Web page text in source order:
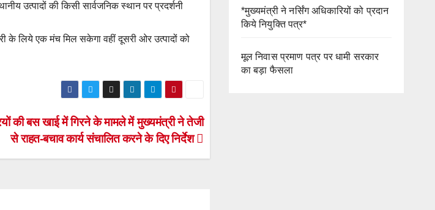
उत्पादों की किसी सार्वजनिक स्थान पर प्रदर्शनी
के लिये एक मंच मिल सकेगा वहीं दूसरी ओर उत्पादों को
की बस खाई में गिरने के मामले में मुख्यमंत्री ने तेजी
से राहत-बचाव कार्य संचालित करने के दिए निर्देश
*मुख्यमंत्री ने नर्सिंग अधिकारियों को प्रदान
किये नियुक्ति पत्र*
मूल निवास प्रमाण पत्र पर धामी सरकार
का बड़ा फैसला